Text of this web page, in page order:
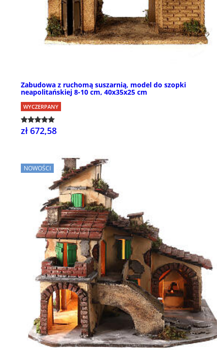
Zabudowa z ruchomą suszarnią, model do szopki
neapolitańskiej 8-10 cm, 40x35x25 cm
WYCZERPANY
zł 672,58
NOWOŚCI